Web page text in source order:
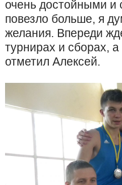
очень достойными
повезло больше, я
желания. Впереди
турнирах и сборах,
отметил Алексей.